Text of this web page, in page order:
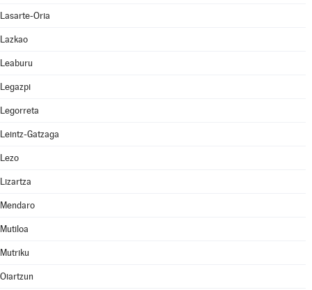
Lasarte-Oria
Lazkao
Leaburu
Legazpi
Legorreta
Leintz-Gatzaga
Lezo
Lizartza
Mendaro
Mutiloa
Mutriku
Oiartzun